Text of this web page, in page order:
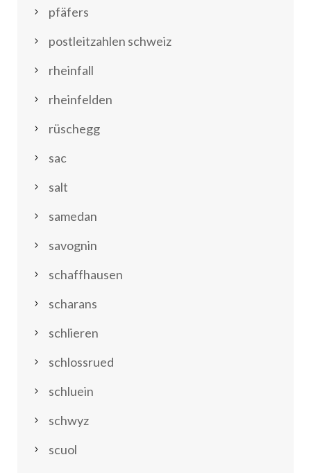
pfäfers
postleitzahlen schweiz
rheinfall
rheinfelden
rüschegg
sac
salt
samedan
savognin
schaffhausen
scharans
schlieren
schlossrued
schluein
schwyz
scuol